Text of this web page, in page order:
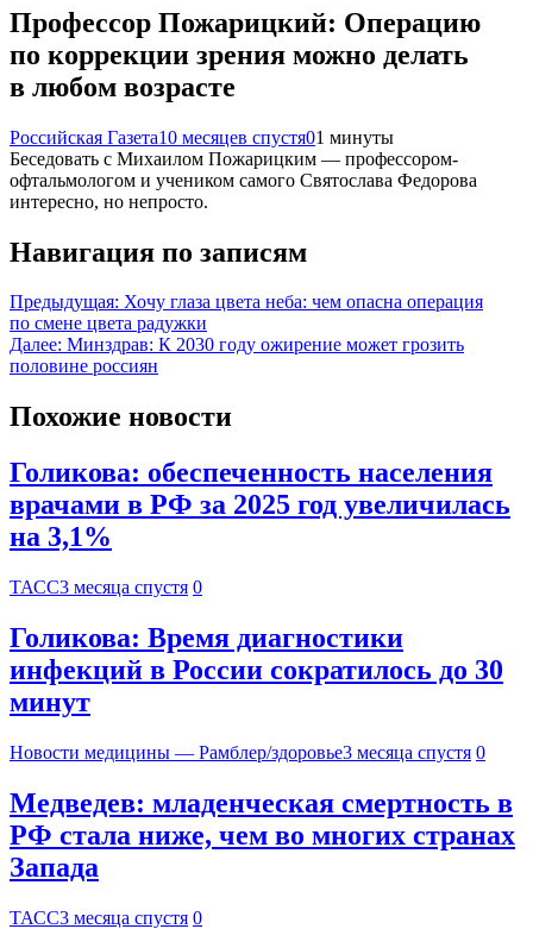
Профессор Пожарицкий: Операцию
по коррекции зрения можно делать
в любом возрасте
Российская Газета10 месяцев спустя01 минуты
Беседовать с Михаилом Пожарицким — профессором-
офтальмологом и учеником самого Святослава Федорова
интересно, но непросто.
Навигация по записям
Предыдущая: Хочу глаза цвета неба: чем опасна операция
по смене цвета радужки
Далее: Минздрав: К 2030 году ожирение может грозить
половине россиян
Похожие новости
Голикова: обеспеченность населения
врачами в РФ за 2025 год увеличилась
на 3,1%
ТАСС3 месяца спустя 0
Голикова: Время диагностики
инфекций в России сократилось до 30
минут
Новости медицины — Рамблер/здоровье3 месяца спустя 0
Медведев: младенческая смертность в
РФ стала ниже, чем во многих странах
Запада
ТАСС3 месяца спустя 0